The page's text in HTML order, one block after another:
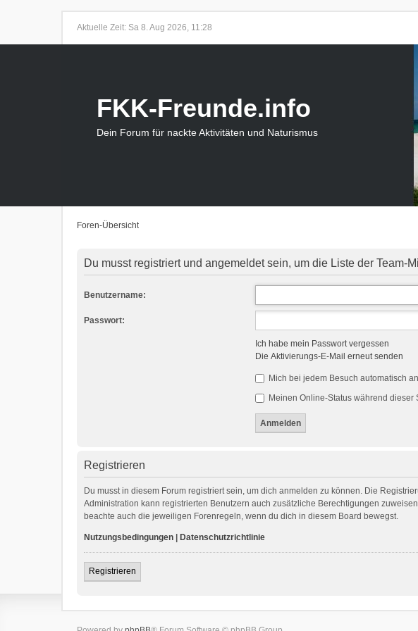
Aktuelle Zeit: Sa 8. Aug 2026, 11:28
FKK-Freunde.info
Dein Forum für nackte Aktivitäten und Naturismus
Foren-Übersicht
Du musst registriert und angemeldet sein, um die Liste der Team-
Benutzername:
Passwort:
Ich habe mein Passwort vergessen
Die Aktivierungs-E-Mail erneut senden
Mich bei jedem Besuch automatisch
Meinen Online-Status während dieser
Registrieren
Du musst in diesem Forum registriert sein, um dich anmelden zu können. Die
Administration kann registrierten Benutzern auch zusätzliche Berechtigungen
beachte auch die jeweiligen Forenregeln, wenn du dich in diesem Board bewegst.
Nutzungsbedingungen Datenschutzrichtlinie
Registrieren